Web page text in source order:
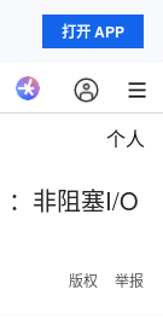
打开 APP
个人
非阻塞I/O
版权 举报